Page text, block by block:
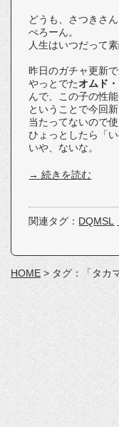
どうも、さつきさ
ぺろーん。
人生はいつだって
昨日のガチャ更新
やっとでたオムド
んで、この子の性能
ということで今回
当たってないので
ひょっとしたら「
いや、ないな。
→ 続きを読む
関連タグ： DQMSL
HOME > タグ：「タカ